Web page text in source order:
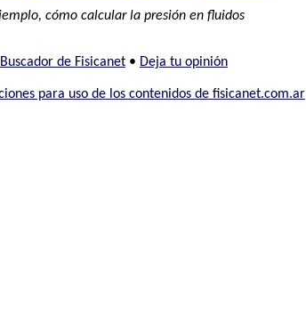
cómo calcular la presión en fluidos
Buscador de Fisicanet• Deja tu opinión
para uso de los contenidos de fisicanet.com.ar